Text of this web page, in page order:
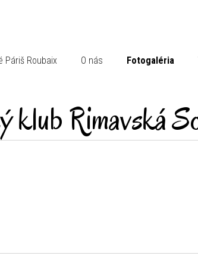
Páriš Roubaix O nás Fotogaléria
klub Rimavská